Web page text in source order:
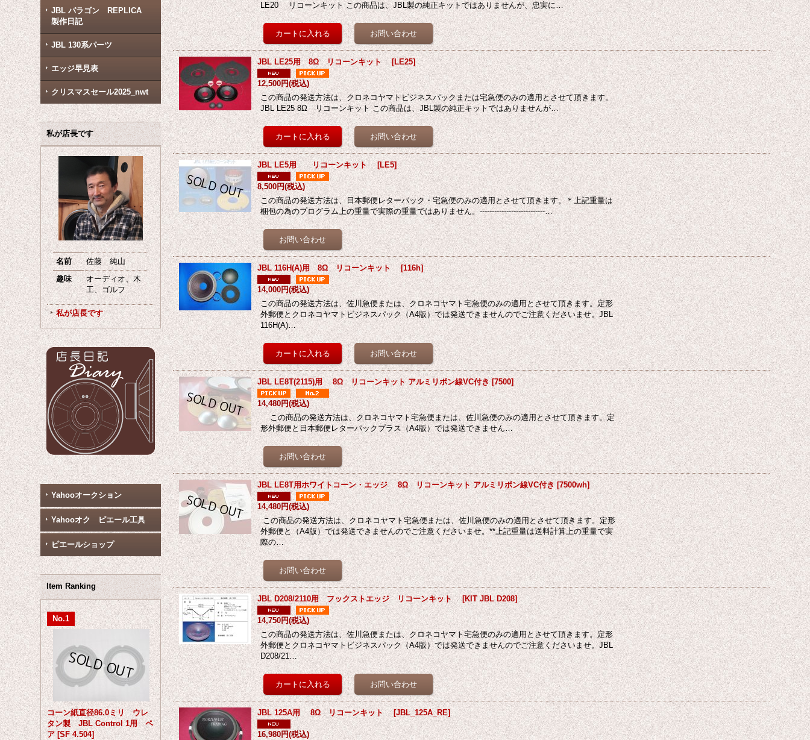
JBL パラゴン REPLICA
製作日記
JBL 130系パーツ
エッジ早見表
クリスマスセール2025_nwt
私が店長です
名前
佐藤 純山
趣味
オーディオ、木
工、ゴルフ
私が店長です
Yahooオークション
Yahooオク ピエール工具
ピエールショップ
Item Ranking
No.1
コーン紙直径86.0ミリ ウレ
タン製 JBL Control 1用 ペ
ア [SF 4.504]
LE20 リコーンキット この商品は、JBL製の純正キットではありませんが、忠実に…
JBL LE25用 8Ω リコーンキット [LE25]
12,500円(税込)
この商品の発送方法は、クロネコヤマトビジネスパックまたは宅急便のみの適用とさせて頂きます。
JBL LE25 8Ω リコーンキット この商品は、JBL製の純正キットではありませんが…
JBL LE5用 リコーンキット [LE5]
8,500円(税込)
この商品の発送方法は、日本郵便レターパック・宅急便のみの適用とさせて頂きます。＊上記重量は
梱包の為のプログラム上の重量で実際の重量ではありません。---------------------------…
JBL 116H(A)用 8Ω リコーンキット [116h]
14,000円(税込)
この商品の発送方法は、佐川急便または、クロネコヤマト宅急便のみの適用とさせて頂きます。定形
外郵便とクロネコヤマトビジネスパック（A4版）では発送できませんのでご注意くださいませ。JBL
116H(A)…
JBL LE8T(2115)用 8Ω リコーンキット アルミリボン線VC付き [7500]
14,480円(税込)
この商品の発送方法は、クロネコヤマト宅急便または、佐川急便のみの適用とさせて頂きます。定
形外郵便と日本郵便レターパックプラス（A4版）では発送できません…
JBL LE8T用ホワイトコーン・エッジ 8Ω リコーンキット アルミリボン線VC付き [7500wh]
14,480円(税込)
この商品の発送方法は、クロネコヤマト宅急便または、佐川急便のみの適用とさせて頂きます。定形
外郵便と（A4版）では発送できませんのでご注意くださいませ。**上記重量は送料計算上の重量で実
際の…
JBL D208/2110用 フックストエッジ リコーンキット [KIT JBL D208]
14,750円(税込)
この商品の発送方法は、佐川急便または、クロネコヤマト宅急便のみの適用とさせて頂きます。定形
外郵便とクロネコヤマトビジネスパック（A4版）では発送できませんのでご注意くださいませ。JBL
D208/21…
JBL 125A用 8Ω リコーンキット [JBL_125A_RE]
16,980円(税込)